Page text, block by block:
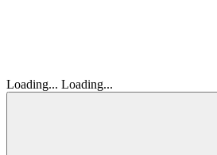
Loading... Loading...